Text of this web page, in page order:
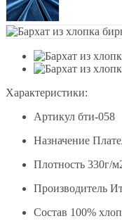
Характеристики:
Артикул бти-058
Назначение
Плотность 330г/
Производитель
Состав 100%